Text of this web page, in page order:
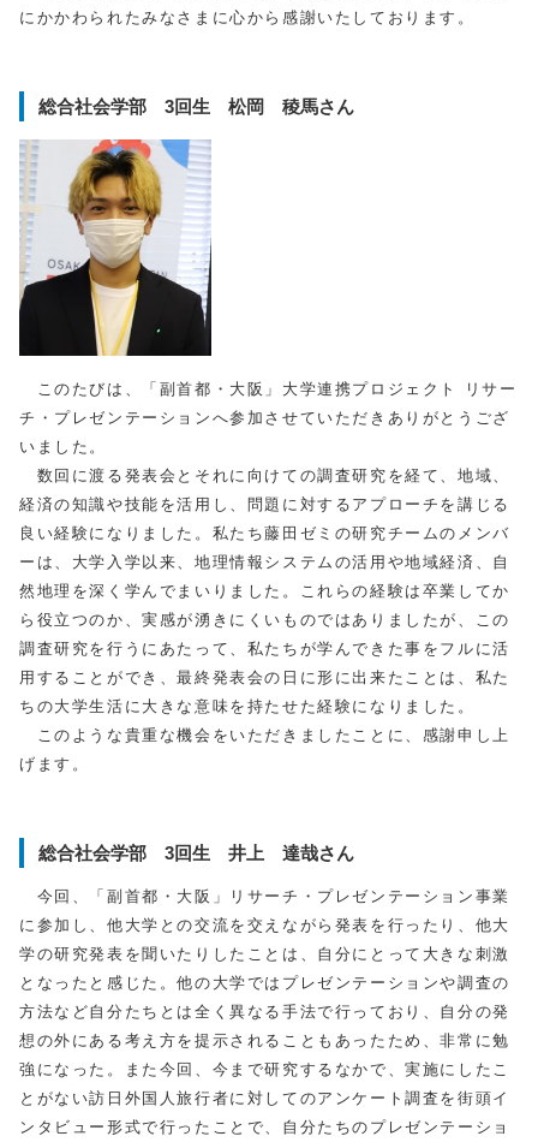
にかかわられたみなさまに心から感謝いたしております。
総合社会学部 3回生 松岡 稜馬さん
このたびは、「副首都・大阪」大学連携プロジェクト リサー
チ・プレゼンテーションへ参加させていただきありがとうござ
いました。
数回に渡る発表会とそれに向けての調査研究を経て、地域、
経済の知識や技能を活用し、問題に対するアプローチを講じる
良い経験になりました。私たち藤田ゼミの研究チームのメンバ
ーは、大学入学以来、地理情報システムの活用や地域経済、自
然地理を深く学んでまいりました。これらの経験は卒業してか
ら役立つのか、実感が湧きにくいものではありましたが、この
調査研究を行うにあたって、私たちが学んできた事をフルに活
用することができ、最終発表会の日に形に出来たことは、私た
ちの大学生活に大きな意味を持たせた経験になりました。
このような貴重な機会をいただきましたことに、感謝申し上
げます。
総合社会学部 3回生 井上 達哉さん
今回、「副首都・大阪」リサーチ・プレゼンテーション事業
に参加し、他大学との交流を交えながら発表を行ったり、他大
学の研究発表を聞いたりしたことは、自分にとって大きな刺激
となったと感じた。他の大学ではプレゼンテーションや調査の
方法など自分たちとは全く異なる手法で行っており、自分の発
想の外にある考え方を提示されることもあったため、非常に勉
強になった。また今回、今まで研究するなかで、実施にしたこ
とがない訪日外国人旅行者に対してのアンケート調査を街頭イ
ンタビュー形式で行ったことで、自分たちのプレゼンテーショ